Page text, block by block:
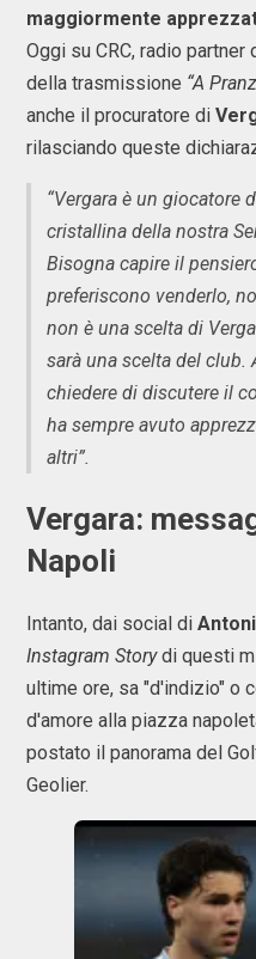
maggiormente
Oggi su CRC, radio partner
della trasmissione “A
anche il procuratore di
rilasciando queste
“Vergara è un giocatore
cristallina della nostra
Bisogna capire il
preferiscono venderlo,
non è una scelta di
sarà una scelta del
chiedere di discutere il
ha sempre avuto
altri”.
Vergara:
Napoli
Intanto, dai social di
Instagram Storydi questi
ultime ore, sa "d'indizio" o
d'amore alla piazza
postato il panorama del
Geolier.